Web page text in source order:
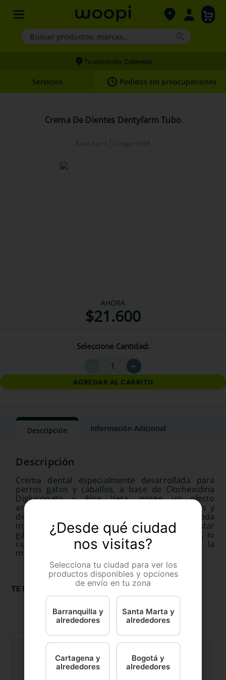
Buscar productos, marcas...
Términos más buscados
2.
hills
Tu ubicación: Colombia
Servicios Pedidos sin preocupaciones
Crema De Dientes Dentyfarm Tubo
Basic Farm Código: 1068
AHORA
$21.600
Seleccione Cantidad
＋
AGREGAR AL CARRITO
Descripción Información Adicional
Crema dental especialmente desarrollada para
perros gatos y caballos, a base de Clorhexidina
Digluconato y Aloe Vera, posee un efecto
antiséptico y antiinflamatorio sobre las encías y
dientes, su fórmula permite que el animal la pueda
ingerir sin correr riesgos de irritación o malestar
gástrico. Dentyfarm tiene un agradable sabor, lo
cual genera aceptación del producto en la
mascota.
TE RECOMENDAMOS
¿Desde qué ciudad
nos visitas?
Selecciona tu ciudad para ver los
productos disponibles y opciones
de envío en tu zona
Barranquilla y
alrededores
Santa Marta y
alrededores
Cartagena y
alrededores
Bogotá y
alrededores